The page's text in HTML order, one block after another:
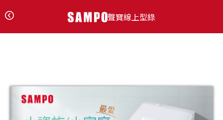
聲寶線上型錄